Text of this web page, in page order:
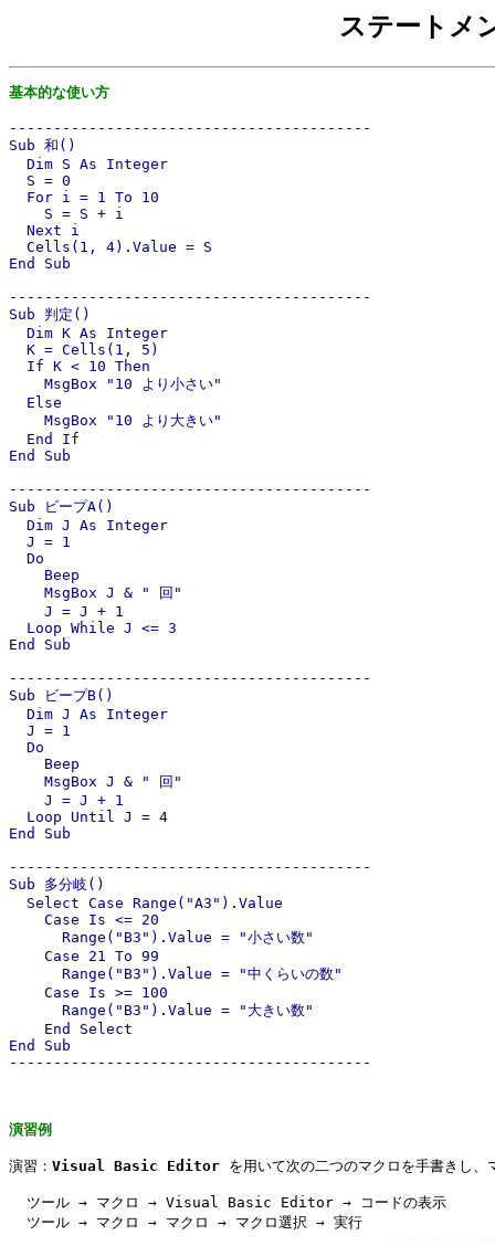
ステートメ
基本的な使い方
-----------------------------------------
Sub 和()
  Dim S As Integer
  S = 0
  For i = 1 To 10
    S = S + i
  Next i
  Cells(1, 4).Value = S
End Sub
-----------------------------------------
Sub 判定()
  Dim K As Integer
  K = Cells(1, 5)
  If K < 10 Then
    MsgBox "10 より小さい"
  Else
    MsgBox "10 より大きい"
  End If
End Sub
-----------------------------------------
Sub ビープA()
  Dim J As Integer
  J = 1
  Do
    Beep
    MsgBox J & " 回"
    J = J + 1
  Loop While J <= 3
End Sub
-----------------------------------------
Sub ビープB()
  Dim J As Integer
  J = 1
  Do
    Beep
    MsgBox J & " 回"
    J = J + 1
  Loop Until J = 4
End Sub
-----------------------------------------
Sub 多分岐()
  Select Case Range("A3").Value
    Case Is <= 20
      Range("B3").Value = "小さい数"
    Case 21 To 99
      Range("B3").Value = "中くらいの数"
    Case Is >= 100
      Range("B3").Value = "大きい数"
    End Select
End Sub
-----------------------------------------
演習例
演習： Visual Basic Editor を用いて次の二つのマクロを手書きし、
  ツール → マクロ → Visual Basic Editor → コードの表示
  ツール → マクロ → マクロ → マクロ選択 → 実行